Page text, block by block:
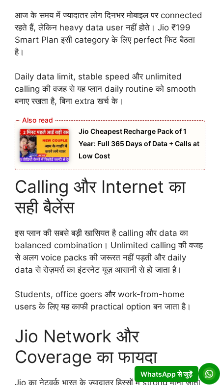
आज के समय में ज्यादातर लोग दिनभर मोबाइल पर connected
रहते हैं, लेकिन heavy data user नहीं होते। Jio ₹199
Smart Plan इसी category के लिए perfect फिट बैठता
है।
Daily data limit, stable speed और unlimited
calling की वजह से यह प्लान daily routine को smooth
बनाए रखता है, बिना extra खर्च के।
Jio Cheapest Recharge Pack of 1
Year: Full 365 Days of Data + Calls at
Low Cost
Calling और Internet का
सही बैलेंस
इस प्लान की सबसे बड़ी खासियत है calling और data का
balanced combination। Unlimited calling की वजह
से अलग voice packs की जरूरत नहीं पड़ती और daily
data से रोज़मर्रा का इंटरनेट यूज़ आसानी से हो जाता है।
Students, office goers और work-from-home
users के लिए यह काफी practical option बन जाता है।
Jio Network और
Coverage का फायदा
Jio का नेटवर्क भारत के ज्यादातर हिस्सों में strong माना जाता
WhatsApp से जुड़ें